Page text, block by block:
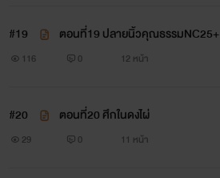
#19 ตอนที่19 ปลายนิ้วคุณธรรมNC25+
116 0 12 หน้า
#20 ตอนที่20 ศึกในดงไผ่
29 0 11 หน้า